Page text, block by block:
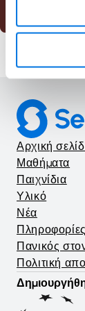
Αρχική
Μαθήματα
Παιχνίδια
Υλικό
Νέα
Πληροφορίες
Πανικός
Πολιτική